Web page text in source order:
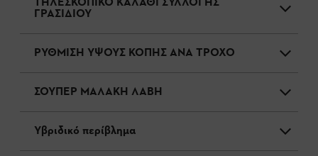
ΓΡΑΣΙΔΙΟΥ
ΡΥΘΜΙΣΗ ΥΨΟΥΣ ΚΟΠΗΣ ΑΝΑ ΤΡΟΧΟ
ΣΟΥΠΕΡ ΜΑΛΑΚΗ ΛΑΒΗ
Υβριδικό περίβλημα